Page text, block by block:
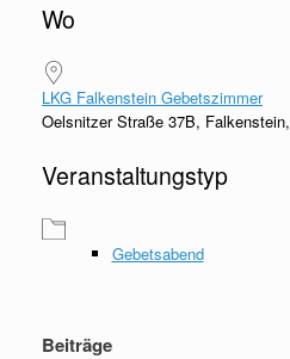
Wo
LKG Falkenstein Gebetszimmer
Oelsnitzer Straße 37B,
Veranstaltungstyp
Gebetsabend
Beiträge